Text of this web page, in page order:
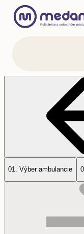
01. Výber ambulancie 0